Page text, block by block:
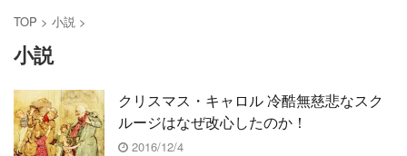
TOP > 小説 >
小説
クリスマス・キャロル 冷酷無慈悲なスク
ルージはなぜ改心したのか！
2016/12/4